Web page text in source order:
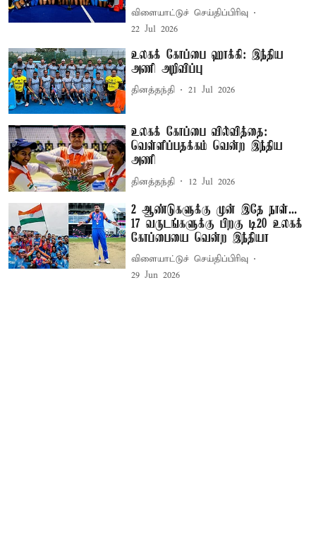
விளையாட்டுச் செய்திப்பிரிவு
22 Jul 2026
உலகக் கோப்பை ஹாக்கி: இந்திய
அணி அறிவிப்பு
தினத்தந்தி 21 Jul 2026
உலகக் கோப்பை வில்வித்தை:
வெள்ளிப்பதக்கம் வென்ற இந்திய
அணி
தினத்தந்தி 12 Jul 2026
2 ஆண்டுகளுக்கு முன் இதே நாள்...
17 வருடங்களுக்கு பிறகு டி20 உலகக்
கோப்பையை வென்ற இந்தியா
விளையாட்டுச் செய்திப்பிரிவு
29 Jun 2026